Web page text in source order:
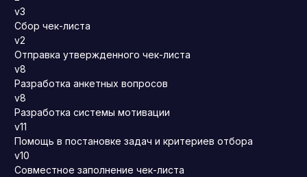
v3
Сбор чек-листа
v2
Отправка утвержденного чек-листа
v8
Разработка анкетных вопросов
v8
Разработка системы мотивации
v11
Помощь в постановке задач и критериев отбора
v10
Совместное заполнение чек-листа